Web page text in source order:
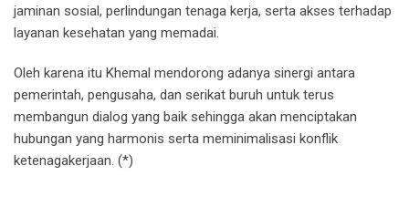
jaminan sosial, perlindungan tenaga kerja, serta akses terhadap
layanan kesehatan yang memadai.
Oleh karena itu Khemal mendorong adanya sinergi antara
pemerintah, pengusaha, dan serikat buruh untuk terus
membangun dialog yang baik sehingga akan menciptakan
hubungan yang harmonis serta meminimalisasi konflik
ketenagakerjaan. (*)